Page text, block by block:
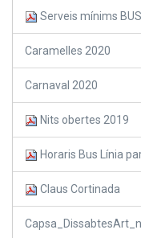
Serveis mínims BUS
Caramelles 2020
Carnaval 2020
Nits obertes 2019
Horaris Bus Línia
Claus Cortinada